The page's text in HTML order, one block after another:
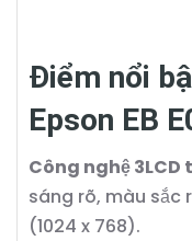
Điểm nổi
Epson EB
Công nghệ 3LCD
sáng rõ, màu sắc
(1024 x 768).